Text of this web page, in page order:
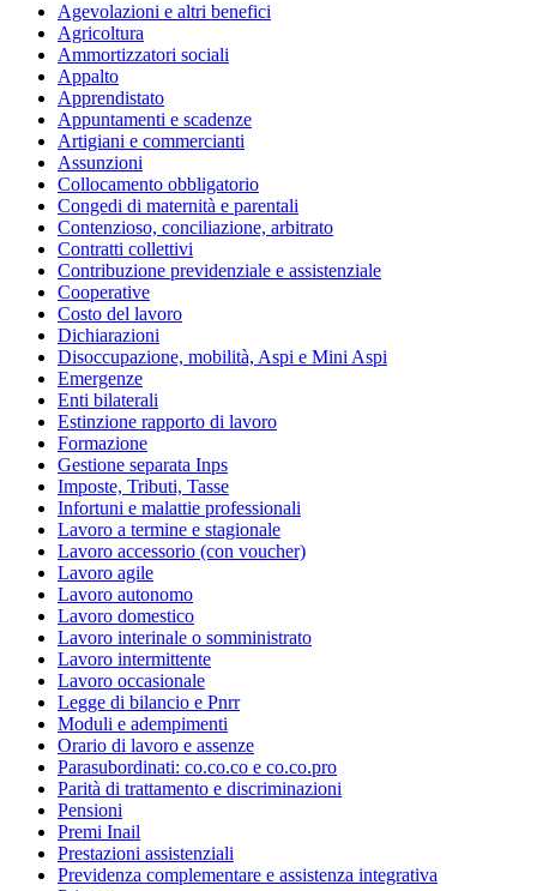
Agevolazioni e altri benefici
Agricoltura
Ammortizzatori sociali
Appalto
Apprendistato
Appuntamenti e scadenze
Artigiani e commercianti
Assunzioni
Collocamento obbligatorio
Congedi di maternità e parentali
Contenzioso, conciliazione, arbitrato
Contratti collettivi
Contribuzione previdenziale e assistenziale
Cooperative
Costo del lavoro
Dichiarazioni
Disoccupazione, mobilità, Aspi e Mini Aspi
Emergenze
Enti bilaterali
Estinzione rapporto di lavoro
Formazione
Gestione separata Inps
Imposte, Tributi, Tasse
Infortuni e malattie professionali
Lavoro a termine e stagionale
Lavoro accessorio (con voucher)
Lavoro agile
Lavoro autonomo
Lavoro domestico
Lavoro interinale o somministrato
Lavoro intermittente
Lavoro occasionale
Legge di bilancio e Pnrr
Moduli e adempimenti
Orario di lavoro e assenze
Parasubordinati: co.co.co e co.co.pro
Parità di trattamento e discriminazioni
Pensioni
Premi Inail
Prestazioni assistenziali
Previdenza complementare e assistenza integrativa